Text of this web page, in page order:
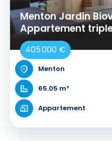
Menton Jardin
Appartement
405 000 €
Menton
65.05 m²
Appartement